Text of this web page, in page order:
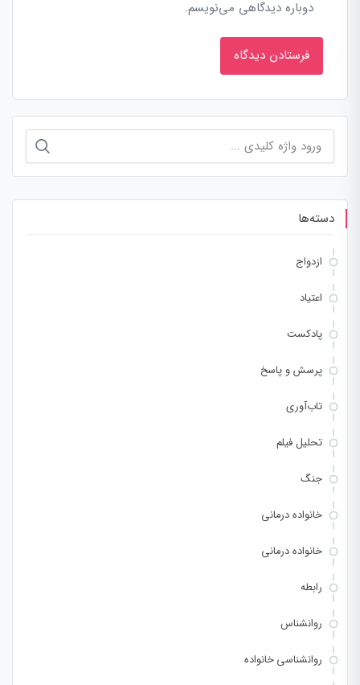
دوباره دیدگاهی می‌نویسم.
جستجو
برای:
دسته‌ها
ازدواج
اعتیاد
پادکست
پرسش و پاسخ
تاب‌آوری
تحلیل فیلم
جنگ
خانواده درمانی
خانواده درمانی
رابطه
روانشناس
روانشناسی خانواده